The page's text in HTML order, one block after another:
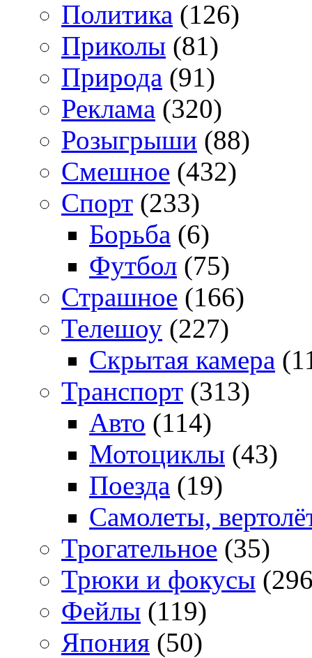
Политика (126)
Приколы (81)
Природа (91)
Реклама (320)
Розыгрыши (88)
Смешное (432)
Спорт (233)
Борьба (6)
Футбол (75)
Страшное (166)
Телешоу (227)
Скрытая камера
Транспорт (313)
Авто (114)
Мотоциклы (43)
Поезда (19)
Самолеты,
Трогательное (35)
Трюки и фокусы
Фейлы (119)
Япония (50)